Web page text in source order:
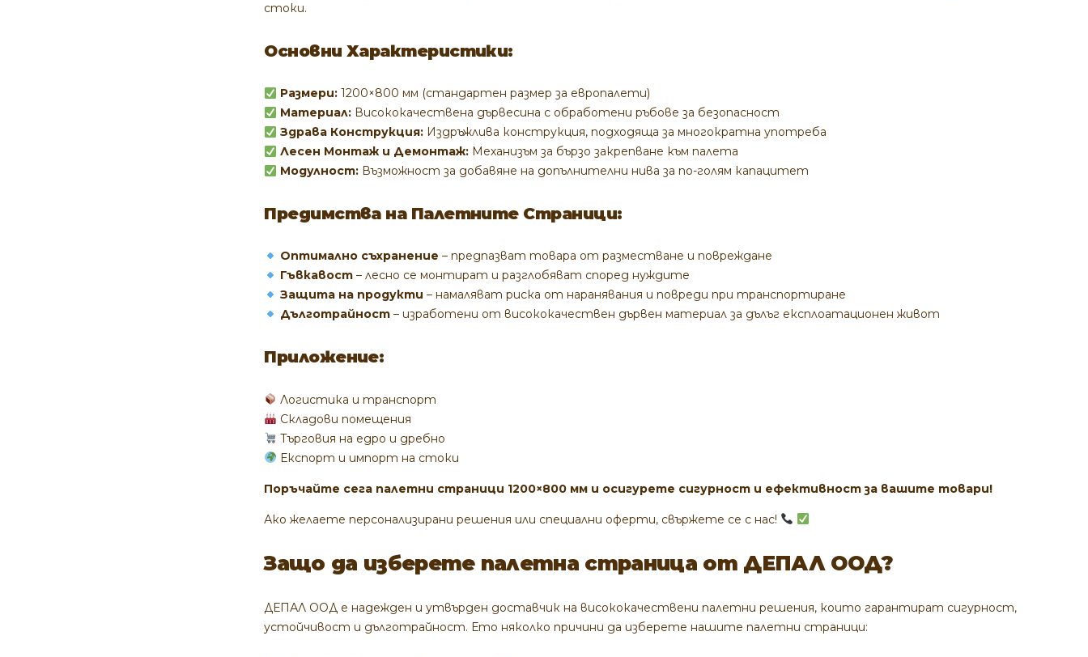
стоки.
Основни Характеристики:
Размери: 1200×800 мм (стандартен размер за европалети)
Материал: Висококачествена дървесина с обработени ръбове за безопасност
Здрава Конструкция: Издръжлива конструкция, подходяща за многократна употреба
Лесен Монтаж и Демонтаж: Механизъм за бързо закрепване към палета
Модулност: Възможност за добавяне на допълнителни нива за по-голям капацитет
Предимства на Палетните Страници:
Оптимално съхранение – предпазват товара от разместване и повреждане
Гъвкавост – лесно се монтират и разглобяват според нуждите
Защита на продукти – намаляват риска от наранявания и повреди при транспортиране
Дълготрайност – изработени от висококачествен дървен материал за дълъг експлоатационен живот
Приложение:
Логистика и транспорт
Складови помещения
Търговия на едро и дребно
Експорт и импорт на стоки
Поръчайте сега палетни страници 1200×800 мм и осигурете сигурност и ефективност за вашите товари!
Ако желаете персонализирани решения или специални оферти, свържете се с нас!
Защо да изберете палетна страница от ДЕПАЛ ООД?
ДЕПАЛ ООД е надежден и утвърден доставчик на висококачествени палетни решения, които гарантират сигурност,
устойчивост и дълготрайност. Ето няколко причини да изберете нашите палетни страници: